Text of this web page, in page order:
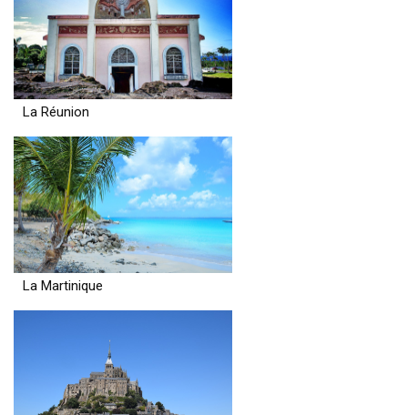
La Réunion
La Martinique